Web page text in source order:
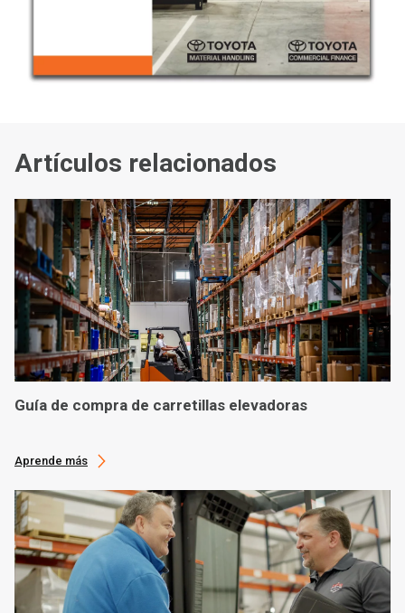
Artículos relacionados
Guía de compra de carretillas elevadoras
Aprende más